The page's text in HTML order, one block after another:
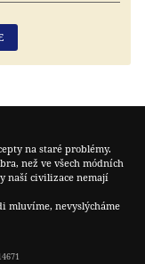
na staré problémy.
než ve všech módních
naší civilizace nemají
mluvíme, nevyslýcháme